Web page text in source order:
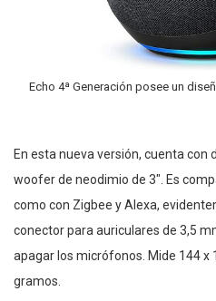
Echo 4ª Generación posee un
En esta nueva versión, cuenta con
woofer de neodimio de 3″. Es
como con Zigbee y Alexa,
conector para auriculares de 3,5
apagar los micrófonos. Mide 144 x
gramos.